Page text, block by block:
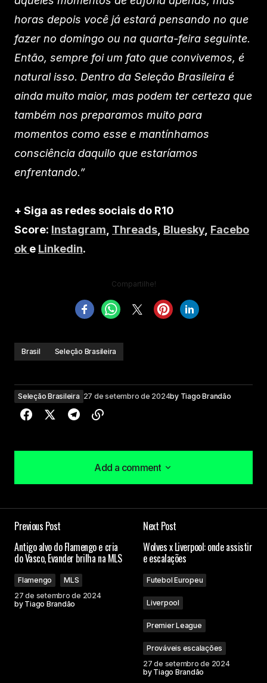
horas depois você já estará pensando no que
fazer no domingo ou na quarta-feira seguinte.
Então, sempre foi um fato que convivemos, é
natural isso. Dentro da Seleção Brasileira é
ainda muito maior, mas podem ter certeza que
também nos preparamos muito para
momentos como esse e mantínhamos
consciência daquilo que estaríamos
enfrentando.”
+ Siga as redes sociais do R10
Score: Instagram Threads Bluesky, Facebo
ok e Linkedin.
Compartilhe!
Brasil Seleção Brasileira
Seleção Brasileira 27 de setembro de 2024by Tiago Brandão
Add a comment
Add a comment
Campos obrigatórios são marcados com*
Comment*
Previous Post
Antigo alvo do Flamengo e cria
do Vasco, Evander brilha na MLS
Flamengo
MLS
27 de setembro de 2024
by Tiago Brandão
Next Post
Wolves x Liverpool: onde assistir
e escalações
Futebol Europeu
Liverpool
Premier League
Prováveis escalações
27 de setembro de 2024
by Tiago Brandão